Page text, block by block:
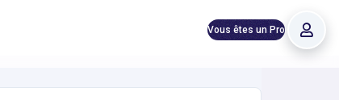
Vous êtes un Pro